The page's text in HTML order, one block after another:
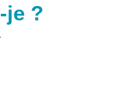
je ?